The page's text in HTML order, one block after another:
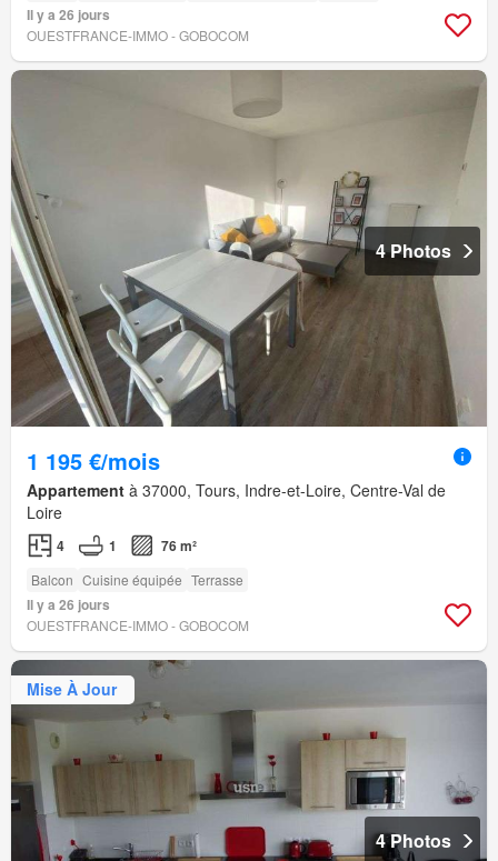
Il y a 26 jours
OUESTFRANCE-IMMO - GOBOCOM
4 Photos
1 195 €/mois
Appartement à 37000, Tours, Indre-et-Loire, Centre-Val de
Loire
4 1 76 m²
Balcon Cuisine équipée Terrasse
Il y a 26 jours
OUESTFRANCE-IMMO - GOBOCOM
Mise À Jour
4 Photos